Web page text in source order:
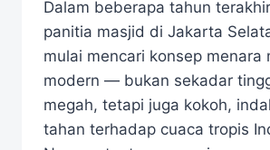
Dalam beberapa tahun
panitia masjid di Jakarta
mulai mencari konsep menara
modern — bukan sekadar
megah, tetapi juga kokoh,
tahan terhadap cuaca tropis